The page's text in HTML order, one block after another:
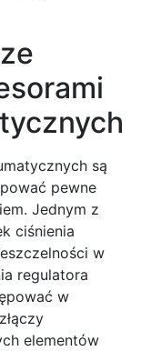
są
pewne
Jednym z
ciśnienia
w
regulatora
w
elementów